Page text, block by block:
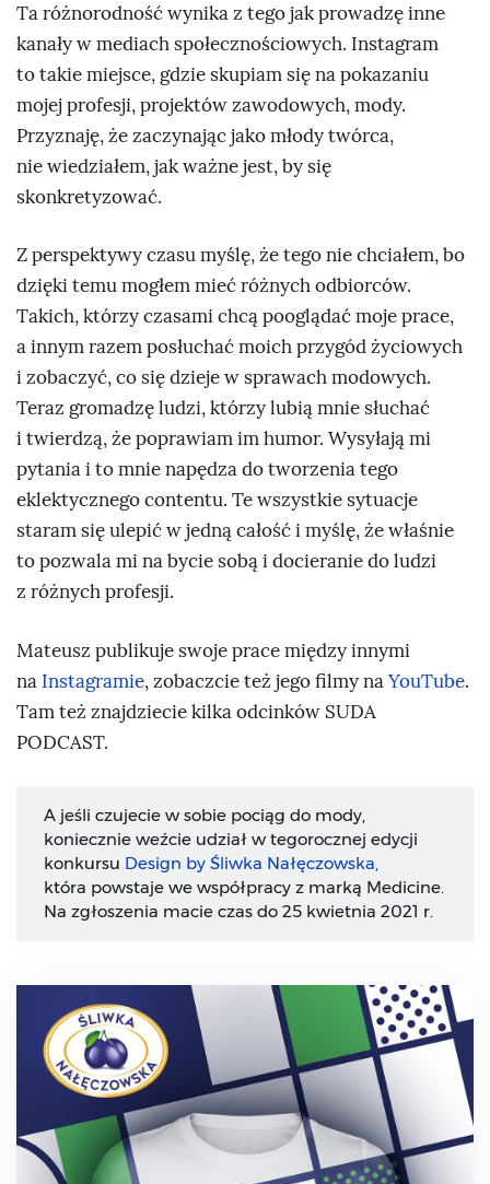
Ta różnorodność wynika z tego jak prowadzę inne
kanały w mediach społecznościowych. Instagram
to takie miejsce, gdzie skupiam się na pokazaniu
mojej profesji, projektów zawodowych, mody.
Przyznaję, że zaczynając jako młody twórca,
nie wiedziałem, jak ważne jest, by się
skonkretyzować.
Z perspektywy czasu myślę, że tego nie chciałem, bo
dzięki temu mogłem mieć różnych odbiorców.
Takich, którzy czasami chcą pooglądać moje prace,
a innym razem posłuchać moich przygód życiowych
i zobaczyć, co się dzieje w sprawach modowych.
Teraz gromadzę ludzi, którzy lubią mnie słuchać
i twierdzą, że poprawiam im humor. Wysyłają mi
pytania i to mnie napędza do tworzenia tego
eklektycznego contentu. Te wszystkie sytuacje
staram się ulepić w jedną całość i myślę, że właśnie
to pozwala mi na bycie sobą i docieranie do ludzi
z różnych profesji.
Mateusz publikuje swoje prace między innymi
na Instagramie, zobaczcie też jego filmy naYouTube.
Tam też znajdziecie kilka odcinków SUDA
PODCAST.
A jeśli czujecie w sobie pociąg do mody,
koniecznie weźcie udział w tegorocznej edycji
konkursu Design by Śliwka Nałęczowska,
która powstaje we współpracy z marką Medicine.
Na zgłoszenia macie czas do 25 kwietnia 2021 r.